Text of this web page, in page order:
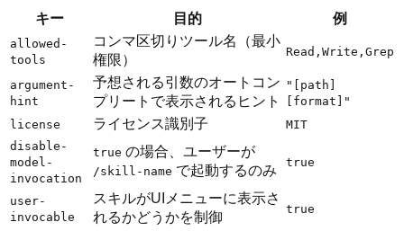
キー 目的 例
allowed-
tools
コンマ区切りツール名（最小
権限）
Read,Write,Grep
argument-
hint
予想される引数のオートコン
プリートで表示されるヒント
"[path]
[format]"
license
ライセンス識別子
MIT
disable-
model-
invocation
true の場合、ユーザーが
/skill-name で起動するのみ
true
user-
invocable
スキルがUIメニューに表示さ
れるかどうかを制御
true